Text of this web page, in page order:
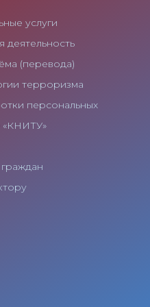
услуги
деятельность
(перевода)
терроризма
персональных